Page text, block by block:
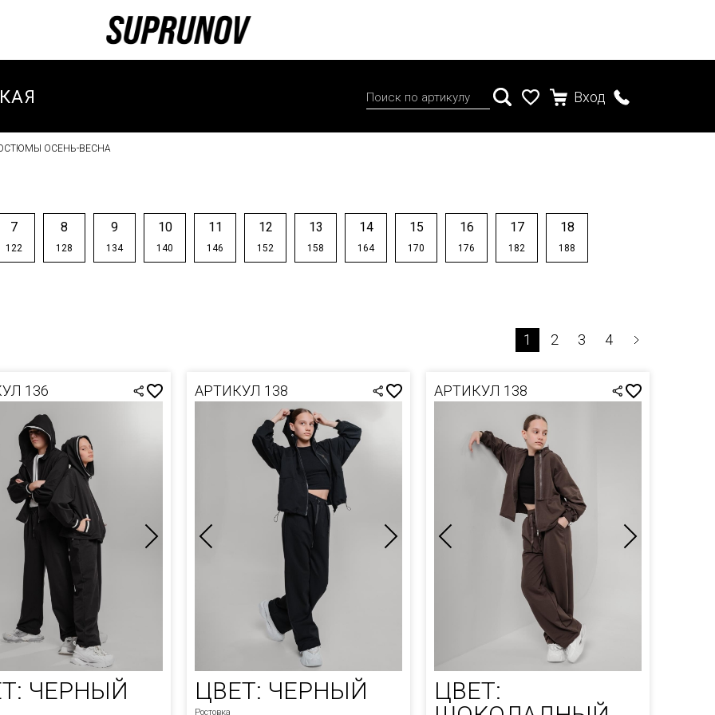
ДУТЫЙ
ЗИМА
ОСЕНЬ-
Вход
ОСЕНЬ-ВЕСНА
7
122
8
128
9
134
10
140
11
146
12
152
13
158
14
164
15
170
16
176
17
182
18
188
1 2 3 4
136
ЧЕРНЫЙ
АРТИКУЛ 138
ЦВЕТ: ЧЕРНЫЙ
Ростовка
АРТИКУЛ 138
ЦВЕТ: